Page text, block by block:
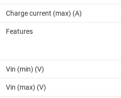
Charge current (max) (A)
Features
Vin (min) (V)
Vin (max) (V)